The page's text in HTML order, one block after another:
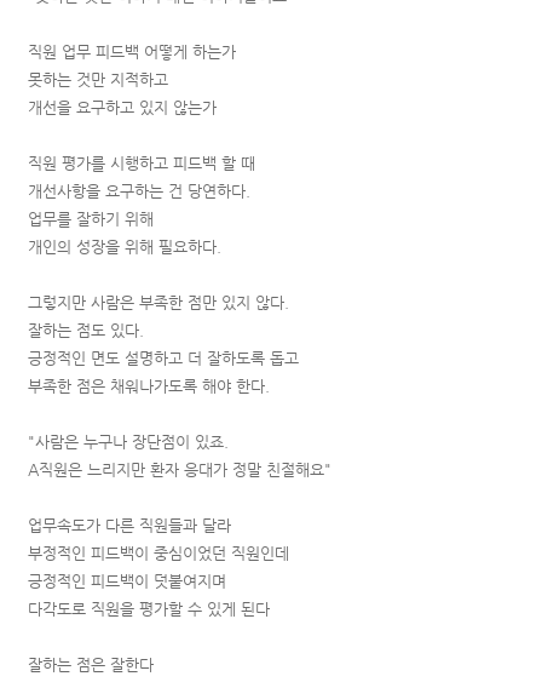
직원 업무 피드백 어떻게 하는가
못하는 것만 지적하고
개선을 요구하고 있지 않는가
직원 평가를 시행하고 피드백 할 때
개선사항을 요구하는 건 당연하다.
업무를 잘하기 위해
개인의 성장을 위해 필요하다.
그렇지만 사람은 부족한 점만 있지 않다.
잘하는 점도 있다.
긍정적인 면도 설명하고 더 잘하도록 돕고
부족한 점은 채워나가도록 해야 한다.
"사람은 누구나 장단점이 있죠.
A직원은 느리지만 환자 응대가 정말 친절해요"
업무속도가 다른 직원들과 달라
부정적인 피드백이 중심이었던 직원인데
긍정적인 피드백이 덧붙여지며
다각도로 직원을 평가할 수 있게 된다
잘하는 점은 잘한다